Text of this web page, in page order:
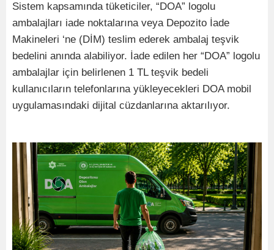
Sistem kapsamında tüketiciler, “DOA” logolu
ambalajları iade noktalarına veya Depozito İade
Makineleri ‘ne (DİM) teslim ederek ambalaj teşvik
bedelini anında alabiliyor. İade edilen her “DOA” logolu
ambalajlar için belirlenen 1 TL teşvik bedeli
kullanıcıların telefonlarına yükleyecekleri DOA mobil
uygulamasındaki dijital cüzdanlarına aktarılıyor.